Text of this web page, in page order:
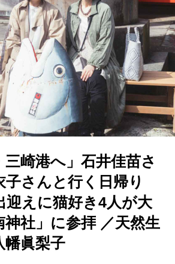
三崎港へ」石井佳苗さ
子さんと行く日帰り
迎えに猫好き4人が大
神社」に参拝 ／天然生
幡眞梨子